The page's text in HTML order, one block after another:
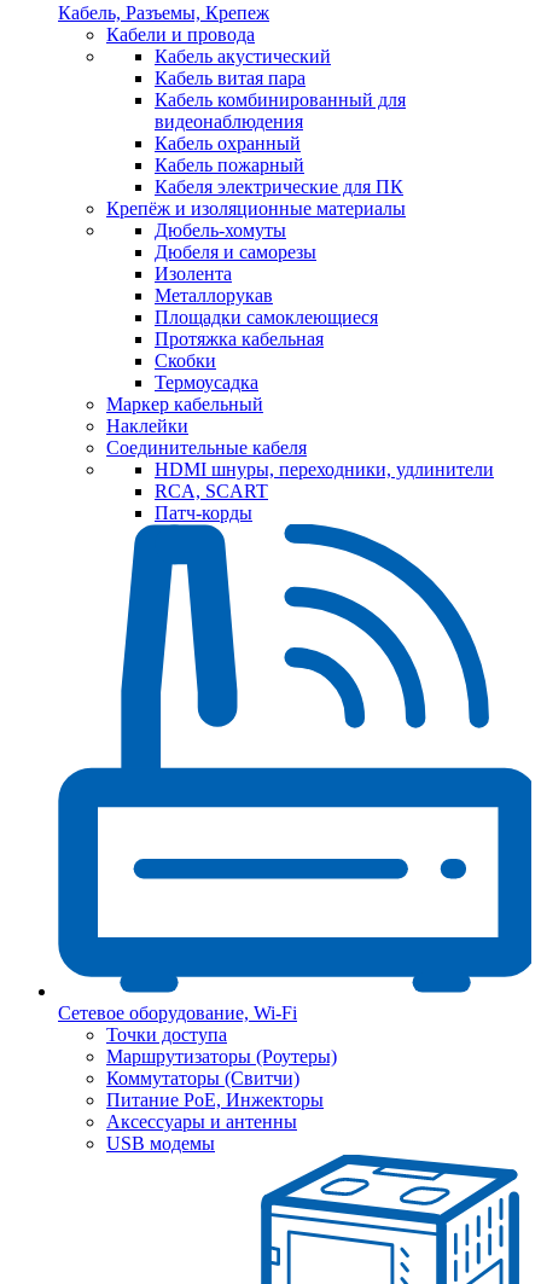
Кабель, Разъемы, Крепеж
Кабели и провода
Кабель акустический
Кабель витая пара
Кабель комбинированный для
видеонаблюдения
Кабель охранный
Кабель пожарный
Кабеля электрические для ПК
Крепёж и изоляционные материалы
Дюбель-хомуты
Дюбеля и саморезы
Изолента
Металлорукав
Площадки самоклеющиеся
Протяжка кабельная
Скобки
Термоусадка
Маркер кабельный
Наклейки
Соединительные кабеля
HDMI шнуры, переходники, удлинители
RCA, SCART
Патч-корды
Сетевое оборудование, Wi-Fi
Точки доступа
Маршрутизаторы (Роутеры)
Коммутаторы (Свитчи)
Питание PoE, Инжекторы
Аксессуары и антенны
USB модемы